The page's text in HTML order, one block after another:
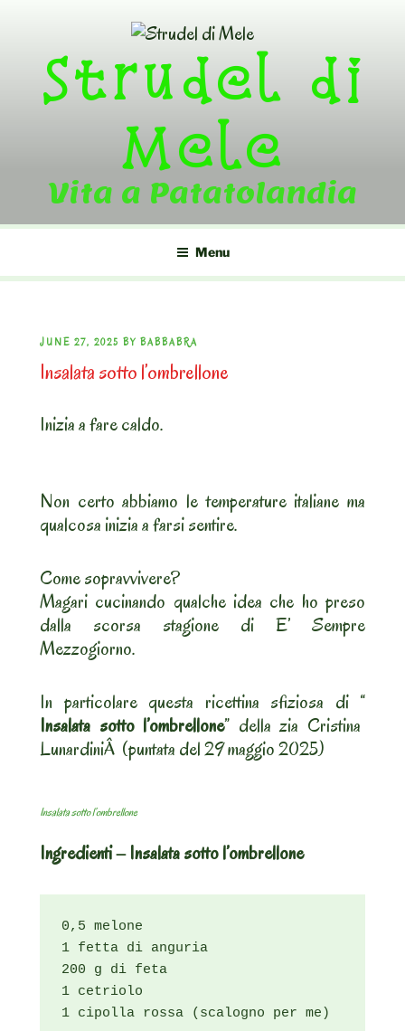
contentStrudel di
Mele
Vita a Patatolandia
Menu
POSTED
ON
JUNE 27, 2025 BY BABBABRA
Insalata sotto l’ombrellone
Inizia a fare caldo.
Non certo abbiamo le temperature italiane ma
qualcosa inizia a farsi sentire.
Come sopravvivere?
Magari cucinando qualche idea che ho preso
dalla scorsa stagione di E’ Sempre
Mezzogiorno.
In particolare questa ricettina sfiziosa di “
Insalata sotto l’ombrellone” della zia Cristina
LunardiniÂ (puntata del 29 maggio 2025)
Insalata sotto l’ombrellone
Ingredienti – Insalata sotto l’ombrellone
0,5 melone
1 fetta di anguria
200 g di feta
1 cetriolo
1 cipolla rossa (scalogno per me)